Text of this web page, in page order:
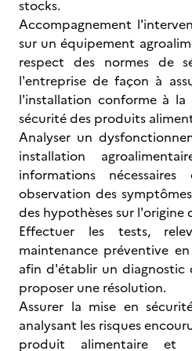
stocks.
Accompagnement
sur un équipement
respect des normes de
l'entreprise de façon à
l'installation conforme à
sécurité des produits
Analyser un
installation
informations
observation des
des hypothèses sur l'origine
Effectuer les tests,
maintenance préventive
afin d'établir un
proposer une résolution.
Assurer la mise en
analysant les risques
produit alimentaire et